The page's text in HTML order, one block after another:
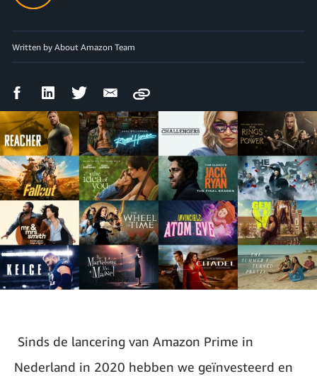
Written by About Amazon Team
FacebookLinkedIn Twitter Email
Copy
Sinds de lancering van Amazon Prime in
Nederland in 2020 hebben we geïnvesteerd en